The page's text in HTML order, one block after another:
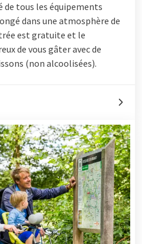
de tous les équipements
dans une atmosphère de
est gratuite et le
de vous gâter avec de
(non alcoolisées).